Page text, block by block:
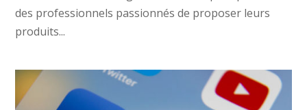
des professionnels passionnés de proposer leurs
produits...